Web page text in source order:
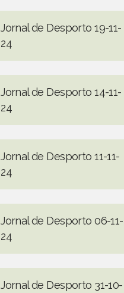
Jornal de Desporto 19-11-
24
Jornal de Desporto 14-11-
24
Jornal de Desporto 11-11-
24
Jornal de Desporto 06-11-
24
Jornal de Desporto 31-10-